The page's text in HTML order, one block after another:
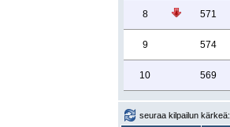
8 571
9 574
10 569
seuraa kilpailun kärkeä: